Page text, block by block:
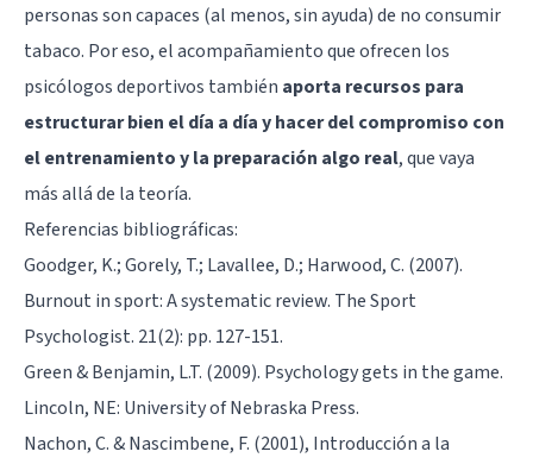
personas son capaces (al menos, sin ayuda) de no consumir
tabaco. Por eso, el acompañamiento que ofrecen los
psicólogos deportivos también aporta recursos para
estructurar bien el día a día y hacer del compromiso con
el entrenamiento y la preparación algo real, que vaya
más allá de la teoría.
Referencias bibliográficas:
Goodger, K.; Gorely, T.; Lavallee, D.; Harwood, C. (2007).
Burnout in sport: A systematic review. The Sport
Psychologist. 21(2): pp. 127-151.
Green & Benjamin, L.T. (2009). Psychology gets in the game.
Lincoln, NE: University of Nebraska Press.
Nachon, C. & Nascimbene, F. (2001), Introducción a la